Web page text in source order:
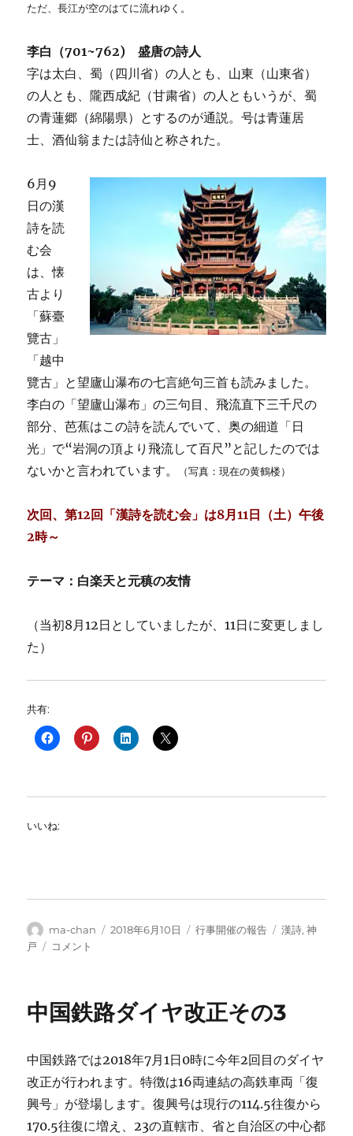
ただ、長江が空のはてに流れゆく。
李白（701~762) 盛唐の詩人
字は太白、蜀（四川省）の人とも、山東（山東省）
の人とも、隴西成紀（甘粛省）の人ともいうが、蜀
の青蓮郷（綿陽県）とするのが通説。号は青蓮居
士、酒仙翁または詩仙と称された。
6月9
日の漢
詩を読
む会
は、懐
古より
「蘇臺
覽古」
「越中
覽古」と望廬山瀑布の七言絶句三首も読みました。
李白の「望廬山瀑布」の三句目、飛流直下三千尺の
部分、芭蕉はこの詩を読んでいて、奥の細道「日
光」で“岩洞の頂より飛流して百尺”と記したのでは
ないかと言われています。
（写真：現在の黄鶴楼）
次回、第12回「漢詩を読む会」は8月11日（土）午後
2時～
テーマ：白楽天と元稹の友情
（当初8月12日としていましたが、11日に変更しまし
た）
共有:
いいね:
投
稿
ma-chan
投
2018年6月10日
カ
行事開催の報告
タ
漢詩,神
戸
李
鶴
孟
浩
之
廣
コメント
中国鉄路ダイヤ改正その3
中国鉄路では2018年7月1日0時に今年2回目のダイヤ
改正が行われます。特徴は16両連結の高鉄車両「復
興号」が登場します。復興号は現行の114.5往復から
170.5往復に増え、23の直轄市、省と自治区の中心都